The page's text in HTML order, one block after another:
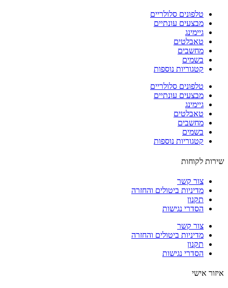
טלפונים סלולריים
מבצעים עונתיים
גיימינג
טאבלטים
מחשבים
בשמים
קטגוריות נוספות
טלפונים סלולריים
מבצעים עונתיים
גיימינג
טאבלטים
מחשבים
בשמים
קטגוריות נוספות
לקוחות
צור קשר
מדיניות ביטולים והחזרה
תקנון
הסדרי נגישות
צור קשר
מדיניות ביטולים והחזרה
תקנון
הסדרי נגישות
אישי